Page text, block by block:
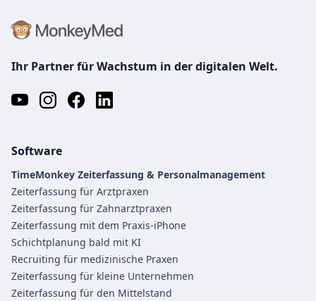
Ihr Partner für Wachstum in der digitalen Welt.
Software
TimeMonkey Zeiterfassung & Personalmanagement
Zeiterfassung für Arztpraxen
Zeiterfassung für Zahnarztpraxen
Zeiterfassung mit dem Praxis-iPhone
Schichtplanung bald mit KI
Recruiting für medizinische Praxen
Zeiterfassung für kleine Unternehmen
Zeiterfassung für den Mittelstand